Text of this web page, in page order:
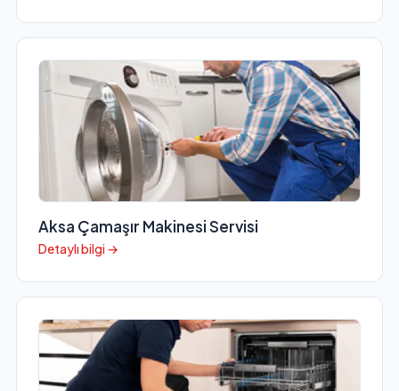
Aksa Çamaşır Makinesi Servisi
Detaylı bilgi →